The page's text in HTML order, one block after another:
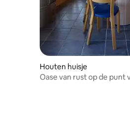
Houten huisje
Oase van rust op de punt